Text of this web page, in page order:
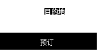
击
打
目的地
闭
导
预订